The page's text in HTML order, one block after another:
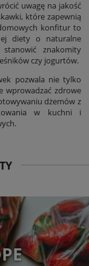
uwagę na jakość
które zapewnią
konfitur to
diety o naturalne
znakomity
czy jogurtów.
pozwala nie tylko
wprowadzać zdrowe
dżemów z
w kuchni i